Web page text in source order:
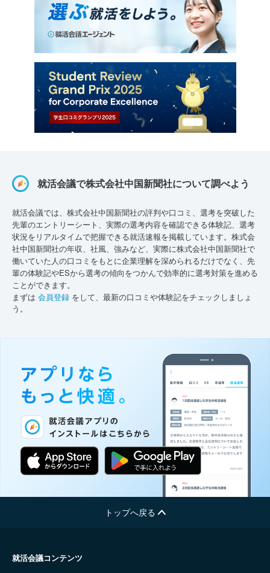
就活会議で株式会社中国新聞社について調べよう
就活会議では、株式会社中国新聞社の評判や口コミ、選考を突破した
先輩のエントリーシート、実際の選考内容を確認できる体験記、選考
状況をリアルタイムで把握できる就活速報を掲載しています。株式会
社中国新聞社の年収、社風、強みなど、実際に株式会社中国新聞社で
働いていた人の口コミをもとに企業理解を深められるだけでなく、先
輩の体験記やESから選考の傾向をつかんで効率的に選考対策を進める
ことができます。
まずは 会員登録 をして、最新の口コミや体験記をチェックしましょ
う。
トップへ戻る
就活会議コンテンツ